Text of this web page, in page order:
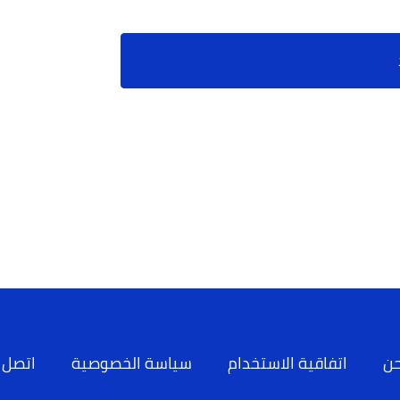
اتفاقية الاستخدام سياسة الخصوصية اتصل